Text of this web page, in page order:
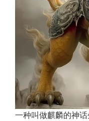
一种叫做麒麟的神